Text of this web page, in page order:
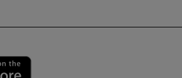
App store